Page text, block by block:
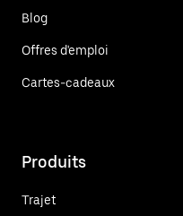
Blog
Offres d'emploi
Cartes-cadeaux
Produits
Trajet